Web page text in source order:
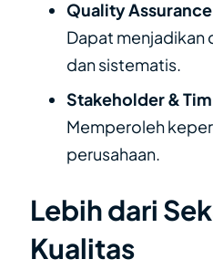
Quality
Dapat menjadikan
dan sistematis.
Stakeholder &
Memperoleh
perusahaan.
Lebih dari
Kualitas